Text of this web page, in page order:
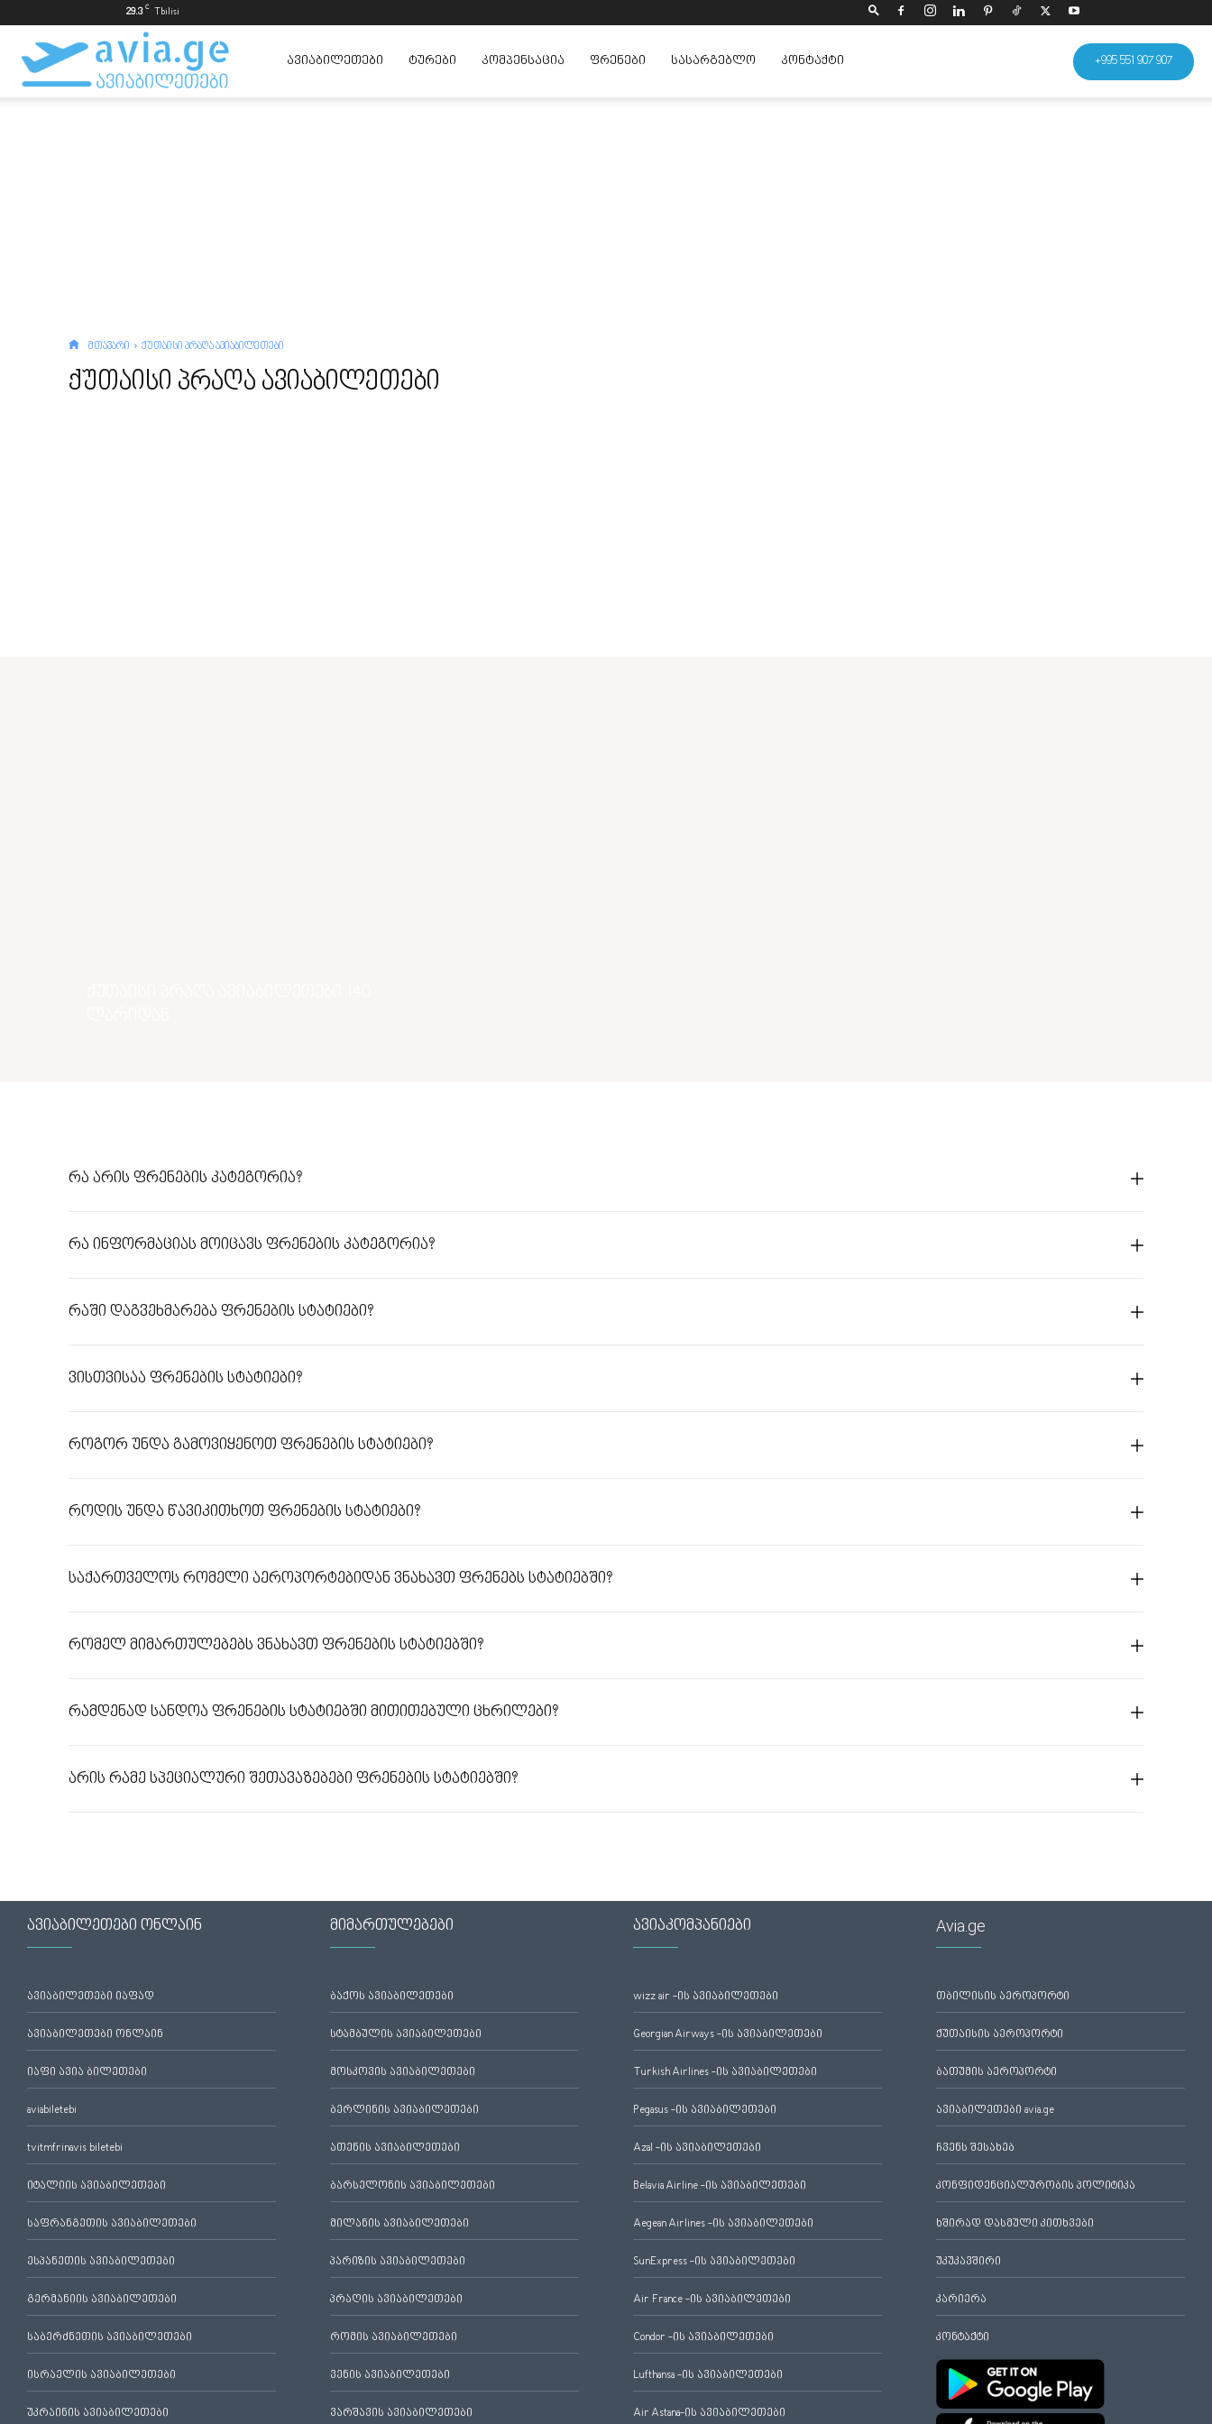
29.3 C Tbilisi
+995 551 907 907
ავიაბილეთებიᲐᲕᲘᲐᲑᲘᲚᲔᲗᲔᲑᲘ ᲢᲣᲠᲔᲑᲘ ᲙᲝᲛᲞᲔᲜᲡᲐᲪᲘᲐ ᲤᲠᲔᲜᲔᲑᲘ ᲡᲐᲡᲐᲠᲒᲔᲑᲚᲝ ᲙᲝᲜᲢᲐᲥᲢᲘ
მთავარი ქუთაისი პრაღა ავიაბილეთები
ქუთაისი პრაღა ავიაბილეთები
რა არის ფრენების კატეგორია?
რა ინფორმაციას მოიცავს ფრენების კატეგორია?
რაში დაგვეხმარება ფრენების სტატიები?
ვისთვისაა ფრენების სტატიები?
როგორ უნდა გამოვიყენოთ ფრენების სტატიები?
როდის უნდა წავიკითხოთ ფრენების სტატიები?
საქართველოს რომელი აეროპორტებიდან ვნახავთ ფრენებს სტატიებში?
რომელ მიმართულებებს ვნახავთ ფრენების სტატიებში?
რამდენად სანდოა ფრენების სტატიებში მითითებული ცხრილები?
არის რამე სპეციალური შეთავაზებები ფრენების სტატიებში?
ავიაბილეთები ონლაინ
ავიაბილეთები იაფად
ავიაბილეთები ონლაინ
იაფი ავია ბილეთები
aviabiletebi
tvitmfrinavis biletebi
იტალიის ავიაბილეთები
საფრანგეთის ავიაბილეთები
ესპანეთის ავიაბილეთები
გერმანიის ავიაბილეთები
საბერძნეთის ავიაბილეთები
ისრაელის ავიაბილეთები
უკრაინის ავიაბილეთები
მიმართულებები
ბაქოს ავიაბილეთები
სტამბულის ავიაბილეთები
მოსკოვის ავიაბილეთები
ბერლინის ავიაბილეთები
ათენის ავიაბილეთები
ბარსელონის ავიაბილეთები
მილანის ავიაბილეთები
პარიზის ავიაბილეთები
პრაღის ავიაბილეთები
რომის ავიაბილეთები
ვენის ავიაბილეთები
ვარშავის ავიაბილეთები
ავიაკომპანიები
wizz air -ის ავიაბილეთები
Georgian Airways -ის ავიაბილეთები
Turkish Airlines -ის ავიაბილეთები
Pegasus -ის ავიაბილეთები
Azal -ის ავიაბილეთები
Belavia Airline -ის ავიაბილეთები
Aegean Airlines -ის ავიაბილეთები
SunExpress -ის ავიაბილეთები
Air France -ის ავიაბილეთები
Condor -ის ავიაბილეთები
Lufthansa -ის ავიაბილეთები
Air Astana-ის ავიაბილეთები
Avia.ge
თბილისის აეროპორტი
ქუთაისის აეროპორტი
ბათუმის აეროპორტი
ავიაბილეთები avia.ge
ჩვენს შესახებ
კონფიდენციალურობის პოლიტიკა
ხშირად დასმული კითხვები
უკუკავშირი
კარიერა
კონტაქტი